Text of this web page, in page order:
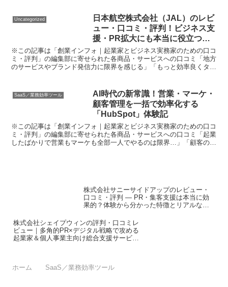
Uncategorized
日本航空株式会社（JAL）のレビ
ュー・口コミ・評判！ビジネス支
援・PR拡大にも本当に役立つの
か徹底体験レポート
※この記事は「創業インフォ｜起業家とビジネス実務家のための口コ
ミ・評判」の編集部に寄せられた各商品・サービスへの口コミ「地方
のサービスやブランド発信力に限界を感じる」「もっと効率良くター
SaaS／業務効率ツール
AI時代の新常識！営業・マーケ・
顧客管理を一括で効率化する
「HubSpot」体験記
※この記事は「創業インフォ｜起業家とビジネス実務家のための口コ
ミ・評判」の編集部に寄せられた各商品・サービスへの口コミ「起業
したばかりで営業もマーケも全部一人でやるのは限界…」「顧客の情
株式会社サニーサイドアップのレビュー・
口コミ・評判 ― PR・集客支援は本当に効
果的？体験から分かった特徴とリアルな感
株式会社シェイプウィンの評判・口コミレ
ビュー｜多角的PR×デジタル戦略で攻める
起業家＆個人事業主向け総合支援サービス
ホーム SaaS／業務効率ツール